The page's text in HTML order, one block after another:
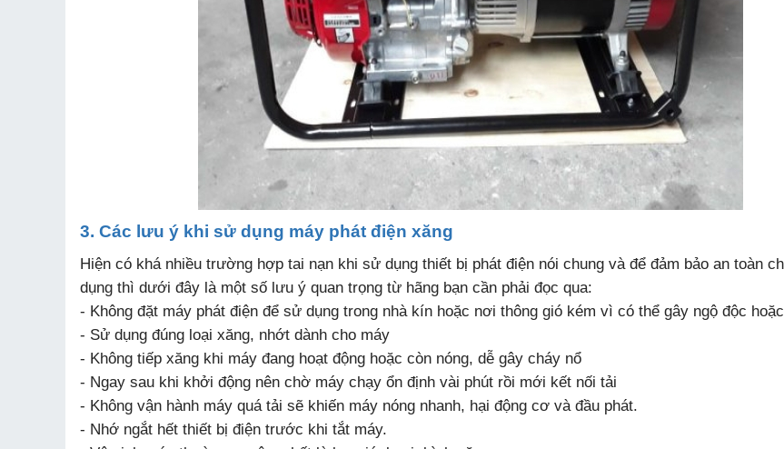
3. Các lưu ý khi sử dụng máy phát điện xăng
Hiện có khá nhiều trường hợp tai nạn khi sử dụng thiết bị phát điện nói chung và để đảm bảo an toàn
dụng thì dưới đây là một số lưu ý quan trọng từ hãng bạn cần phải đọc qua:
- Không đặt máy phát điện để sử dụng trong nhà kín hoặc nơi thông gió kém vì có thể gây ngộ độc
- Sử dụng đúng loại xăng, nhớt dành cho máy
- Không tiếp xăng khi máy đang hoạt động hoặc còn nóng, dễ gây cháy nổ
- Ngay sau khi khởi động nên chờ máy chạy ổn định vài phút rồi mới kết nối tải
- Không vận hành máy quá tải sẽ khiến máy nóng nhanh, hại động cơ và đầu phát.
- Nhớ ngắt hết thiết bị điện trước khi tắt máy.